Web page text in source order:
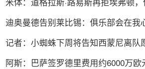
迪奥曼德告别莱比锡：俱乐部会在我
记者：小蜘蛛下周将告知西蒙尼离队
阿斯：巴萨签罗德里费用约6000万